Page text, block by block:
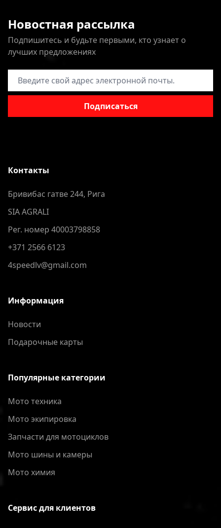
Новостная рассылка
Подпишитесь и будьте первыми, кто узнает о
лучших предложениях
Адрес электронной почты
Подписаться
Контакты
Бривибас гатве 244, Рига
SIA AGRALI
Рег. номер 40003798858
+371 2566 6123
4speedlv@gmail.com
Информация
Новости
Подарочные карты
Популярные категории
Мото техника
Мото экипировка
Запчасти для мотоциклов
Мото шины и камеры
Мото химия
Сервис для клиентов